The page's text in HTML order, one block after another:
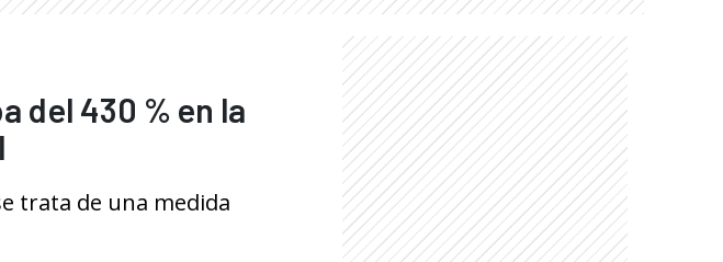
del 430 % en la
trata de una medida